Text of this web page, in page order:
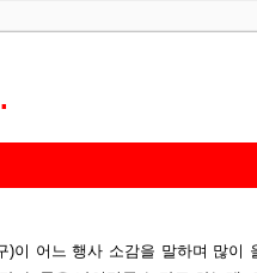
)이 어느 행사 소감을 말하며 많이